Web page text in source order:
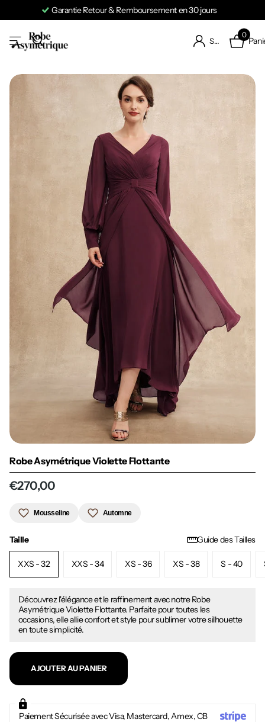
Garantie Retour & Remboursement en 30 jours
S'identifier
0
Robe Asymétrique Violette Flottante
€270,00
Mousseline Automne
Taille Guide des Tailles
XXS - 32 XXS - 34 XS - 36 XS - 38 S - 40
Découvrez l'élégance et le raffinement avec notre Robe
Asymétrique Violette Flottante. Parfaite pour toutes les
occasions, elle allie confort et style pour sublimer votre silhouette
en toute simplicité.
AJOUTER AU PANIER
Paiement Sécurisée avec Visa, Mastercard, Amex, CB